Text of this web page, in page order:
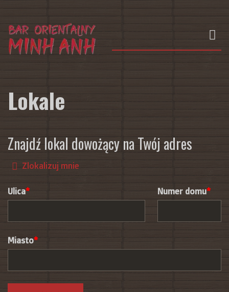
Lokale
Znajdź lokal dowożący na Twój adres
Zlokalizuj mnie
Ulica Numer domu
Miasto